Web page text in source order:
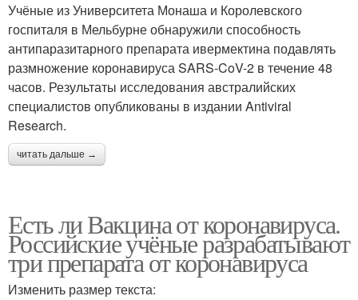
Учёные из Университета Монаша и Королевского
госпиталя в Мельбурне обнаружили способность
антипаразитарного препарата ивермектина подавлять
размножение коронавируса SARS-CoV-2 в течение 48
часов. Результаты исследования австралийских
специалистов опубликованы в издании Antiviral
Research.
читать дальше →
Есть ли Вакцина от коронавируса.
Российские учёные разрабатывают
три препарата от коронавируса
Изменить размер текста: